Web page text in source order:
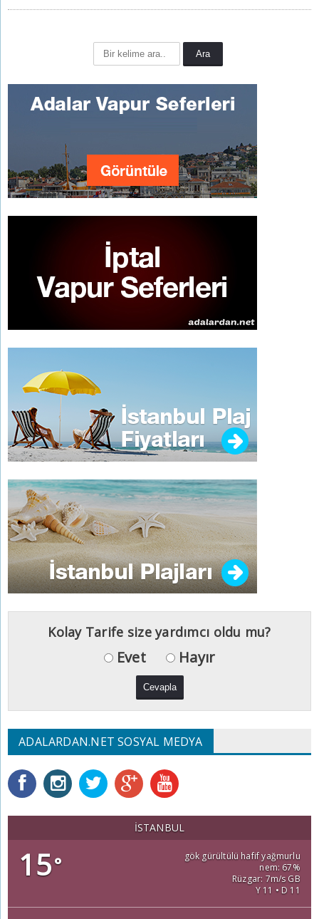
Kolay Tarife size yardımcı oldu mu?
Evet Hayır
ADALARDAN.NET SOSYAL MEDYA
İSTANBUL
15°
gök gürültülü hafif yağmurlu
nem: 67%
Rüzgar: 7m/s GB
Y 11 • D 11